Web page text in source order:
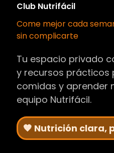
Club Nutrifácil
Come mejor cada
sin complicarte
Tu espacio privado
y recursos prácticos
comidas y aprender
equipo Nutrifácil.
🧡 Nutrición clara,